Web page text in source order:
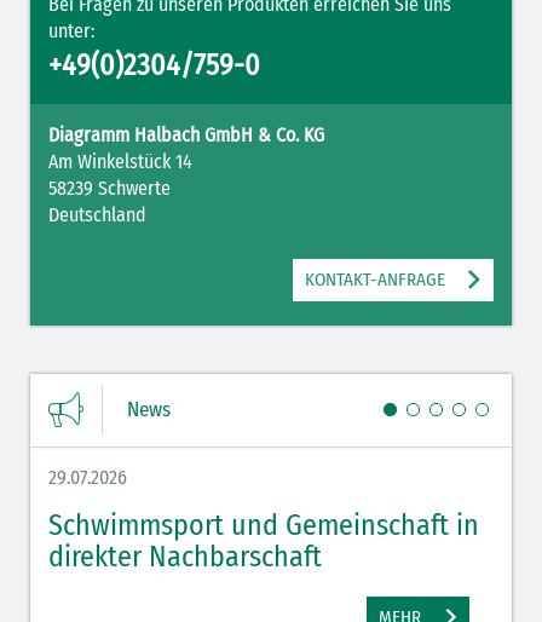
unter:
+49(0)2304/759-0
Diagramm Halbach GmbH & Co. KG
Am Winkelstück 14
58239 Schwerte
Deutschland
KONTAKT-ANFRAGE
News
29.07.2026
Schwimmsport und Gemeinschaft in
direkter Nachbarschaft
MEHR